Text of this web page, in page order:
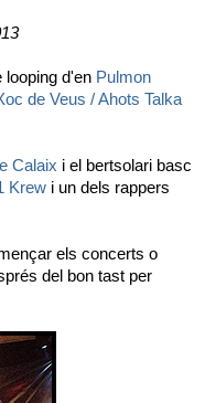
looping d'en Pulmon
de Veus / Ahots Talka
Calaix i el bertsolari basc
Krew i un dels rappers
els concerts o
del bon tast per